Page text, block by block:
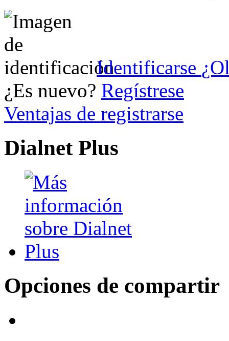
Identificarse
¿Es nuevo? Regístrese
Ventajas de registrarse
Dialnet Plus
Opciones de compartir